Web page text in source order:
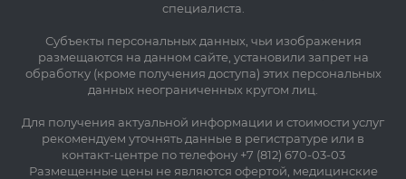
специалиста.
Субъекты персональных данных, чьи изображения
размещаются на данном сайте, установили запрет на
обработку (кроме получения доступа) этих персональных
данных неограниченных кругом лиц.
Для получения актуальной информации и стоимости услуг
рекомендуем уточнять данные в регистратуре или в
контакт-центре по телефону +7 (812) 670-03-03
Размещенные цены не являются офертой, медицинские